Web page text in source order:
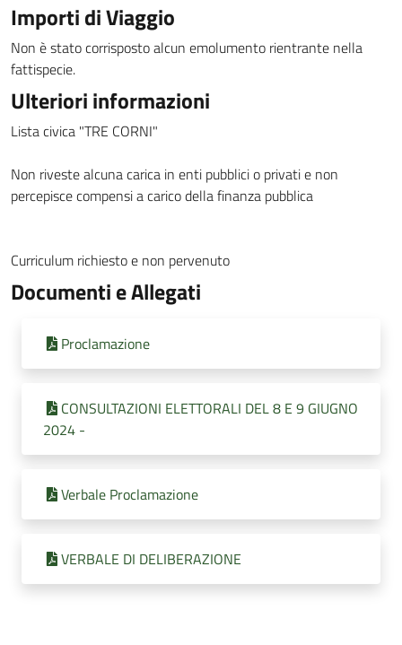
Importi di Viaggio
Non è stato corrisposto alcun emolumento rientrante nella
fattispecie.
Ulteriori informazioni
Lista civica "TRE CORNI"
Non riveste alcuna carica in enti pubblici o privati e non
percepisce compensi a carico della finanza pubblica
Curriculum richiesto e non pervenuto
Documenti e Allegati
Proclamazione
CONSULTAZIONI ELETTORALI DEL 8 E 9 GIUGNO
2024 -
Verbale Proclamazione
VERBALE DI DELIBERAZIONE